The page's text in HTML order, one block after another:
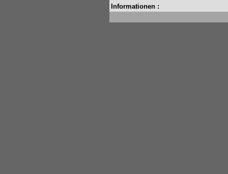
Informationen :